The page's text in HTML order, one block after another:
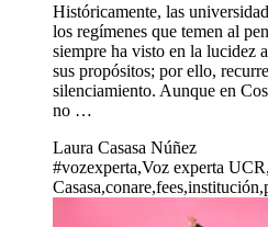
Históricamente, las
los regímenes que temen al
siempre ha visto en la lucidez
sus propósitos; por ello,
silenciamiento. Aunque en
no …
Laura Casasa Núñez
#vozexperta,Voz experta